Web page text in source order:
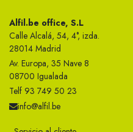
Alfil.be office, S.L
Calle Alcalá, 54, 4°, izda.
28014 Madrid
Av. Europa, 35 Nave 8
08700 Igualada
Telf 93 749 50 23
info@alfil.be